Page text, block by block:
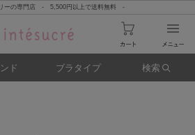
ーの専門店 - 5,500円以上で送料無料 -
ド ブラタイプ 検索